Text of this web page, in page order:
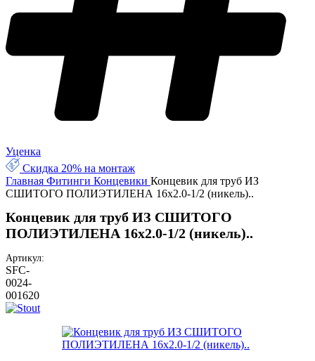
Уценка
Скидка 20% на монтаж
Главная Фитинги Концевики Концевик для труб ИЗ
СШИТОГО ПОЛИЭТИЛЕНА 16х2.0-1/2 (никель)..
Концевик для труб ИЗ СШИТОГО
ПОЛИЭТИЛЕНА 16х2.0-1/2 (никель)..
Артикул:
SFC-
0024-
001620